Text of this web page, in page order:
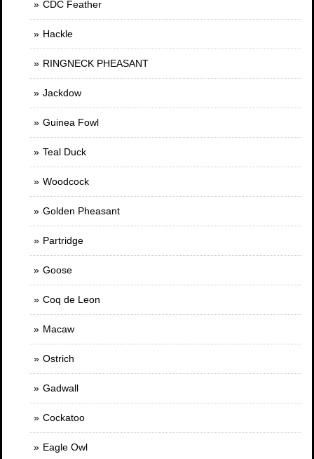
CDC Feather
Hackle
RINGNECK PHEASANT
Jackdow
Guinea Fowl
Teal Duck
Woodcock
Golden Pheasant
Partridge
Goose
Coq de Leon
Macaw
Ostrich
Gadwall
Cockatoo
Eagle Owl